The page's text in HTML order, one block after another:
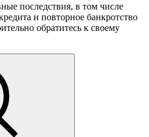
последствия, в том числе
и повторное банкротство
обратитесь к своему